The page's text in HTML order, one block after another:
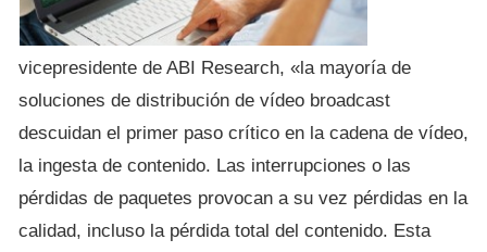
vicepresidente de ABI Research, «la mayoría de
soluciones de distribución de vídeo broadcast
descuidan el primer paso crítico en la cadena de vídeo,
la ingesta de contenido. Las interrupciones o las
pérdidas de paquetes provocan a su vez pérdidas en la
calidad, incluso la pérdida total del contenido. Esta